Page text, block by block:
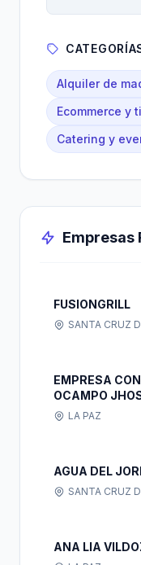
Alquiler de
Ecommerce y
Catering y
Empresas
FUSIONGRILL
SANTA CRUZ
EMPRESA
OCAMPO
LA PAZ
AGUA DEL
SANTA CRUZ
ANA LIA